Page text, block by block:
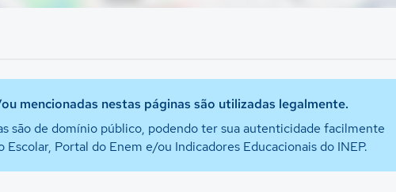
mencionadas nestas páginas são utilizadas legalmente.
são de domínio público, podendo ter sua autenticidade facilmente
Portal do Enem e/ou Indicadores Educacionais do INEP.